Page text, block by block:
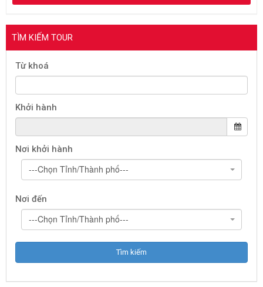
TÌM KIẾM TOUR
Từ khoá
Khởi hành
Nơi khởi hành
---Chọn Tỉnh/Thành phố---
Nơi đến
---Chọn Tỉnh/Thành phố---